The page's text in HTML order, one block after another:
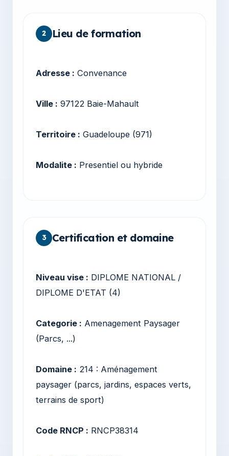
2 Lieu de formation
Adresse : Convenance
Ville : 97122 Baie-Mahault
Territoire : Guadeloupe (971)
Modalite : Presentiel ou hybride
3 Certification et domaine
Niveau vise : DIPLOME NATIONAL /
DIPLOME D'ETAT (4)
Categorie : Amenagement Paysager
(Parcs, ...)
Domaine : 214 : Aménagement
paysager (parcs, jardins, espaces verts,
terrains de sport)
Code RNCP : RNCP38314